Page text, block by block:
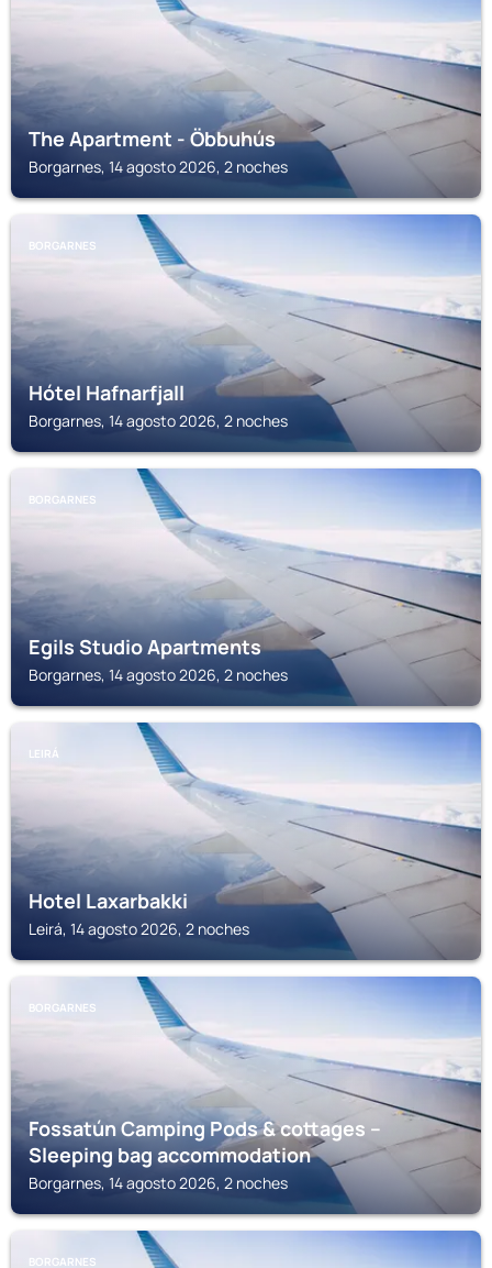
The Apartment - Öbbuhús
Borgarnes, 14 agosto 2026, 2 noches
BORGARNES
Hótel Hafnarfjall
Borgarnes, 14 agosto 2026, 2 noches
BORGARNES
Egils Studio Apartments
Borgarnes, 14 agosto 2026, 2 noches
LEIRÁ
Hotel Laxarbakki
Leirá, 14 agosto 2026, 2 noches
BORGARNES
Fossatún Camping Pods & cottages –
Sleeping bag accommodation
Borgarnes, 14 agosto 2026, 2 noches
BORGARNES